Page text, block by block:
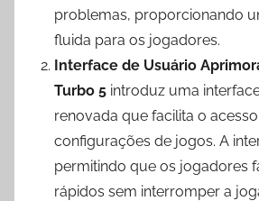
problemas, proporcionando
fluida para os jogadores.
Interface de Usuário
Turbo 5 introduz uma
renovada que facilita o
configurações de jogos. A
permitindo que os jogadores
rápidos sem interromper a